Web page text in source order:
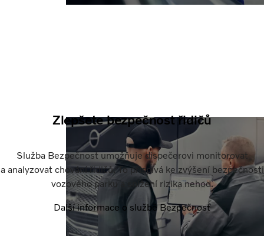
Zlepšete bezpečnost řidičů
Služba Bezpečnost umožňuje dispečerovi monitorovat
a analyzovat chování řidičů. To přispívá ke zvýšení bezpečnosti
vozového parku a snížení rizika nehod.
Další informace o službě Bezpečnost